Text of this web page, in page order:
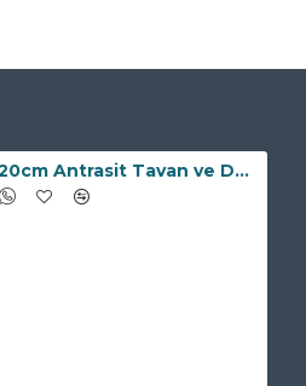
20cm Antrasit Tavan ve Duvar Lambiri BPY-41